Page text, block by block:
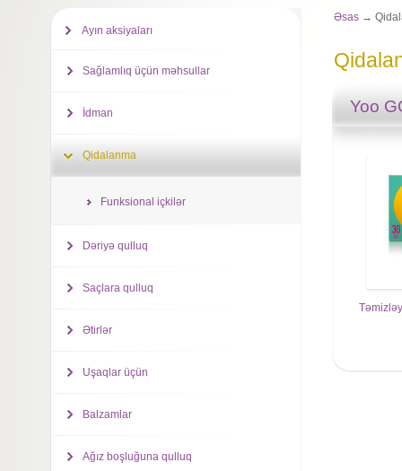
Əsas →
Yoo
Ayın aksiyaları
Sağlamlıq üçün məhsullar
İdman
Qidalanma
Funksional içkilər
Dəriyə qulluq
Saçlara qulluq
Ətirlər
Uşaqlar üçün
Balzamlar
Ağız boşluğuna qulluq